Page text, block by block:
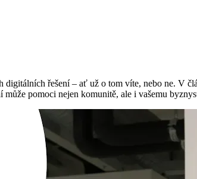
řešení – ať už o tom víte, nebo ne. V
pomoci nejen komunitě, ale i vašemu